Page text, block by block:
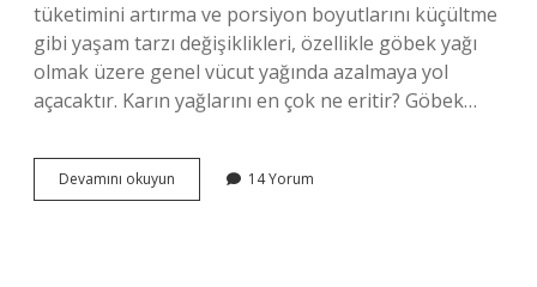
tüketimini artırma ve porsiyon boyutlarını küçültme
gibi yaşam tarzı değişiklikleri, özellikle göbek yağı
olmak üzere genel vücut yağında azalmaya yol
açacaktır. Karın yağlarını en çok ne eritir? Göbek…
Devamını okuyun
Karın
14 Yorum